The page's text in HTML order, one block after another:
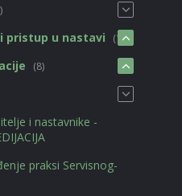
pristup u nastavi (11)
(8)
i nastavnike -
praksi Servisnog-